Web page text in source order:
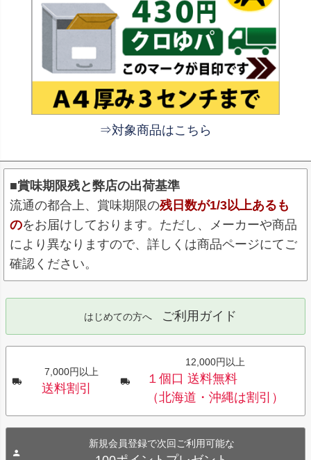
⇒対象商品はこちら
■賞味期限残と弊店の出荷基準
流通の都合上、賞味期限の残日数が1/3以上あるも
のをお届けしております。ただし、メーカーや商品
により異なりますので、詳しくは商品ページにてご
確認ください。
はじめての方へ ご利用ガイド
7,000円以上
送料割引
12,000円以上
１個口 送料無料
（北海道・沖縄は割引）
新規会員登録で次回ご利用可能な